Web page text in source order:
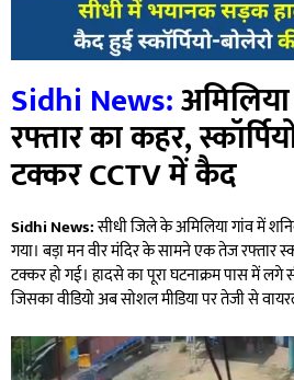
Sidhi News:
रफ्तार का कहर,
टक्कर CCTV में कैद
Sidhi News:सीधी जिले के अमिलिया गांव में
गया। बड़ा मन वीर मंदिर के सामने एक तेज रफ्तार
टक्कर हो गई। हादसे का पूरा घटनाक्रम पास में लगे
जिसका वीडियो अब सोशल मीडिया पर तेजी से